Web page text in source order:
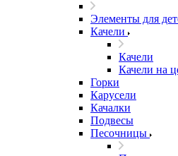
Элементы для
Качели
Качели
Качели на
Горки
Карусели
Качалки
Подвесы
Песочницы